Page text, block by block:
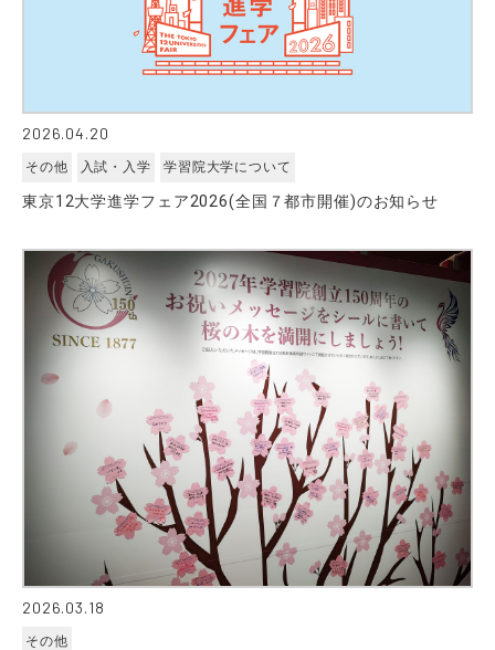
2026.04.20
その他 入試・入学 学習院大学について
東京12大学進学フェア2026(全国７都市開催)のお知らせ
2026.03.18
その他